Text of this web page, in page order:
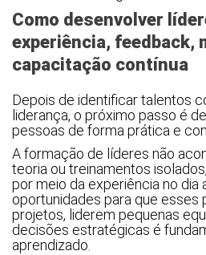
Como desenvolver
experiência, feedback,
capacitação contínua
Depois de identificar talentos
liderança, o próximo passo é
pessoas de forma prática e
A formação de líderes não
teoria ou treinamentos
por meio da experiência no dia
oportunidades para que esses
projetos, liderem pequenas
decisões estratégicas é
aprendizado.